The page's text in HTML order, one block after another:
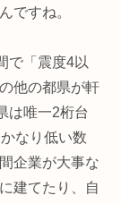
ですね。
で「震度4以
他の都県が軒
は唯一2桁台
なり低い数
企業が大事な
建てたり、自